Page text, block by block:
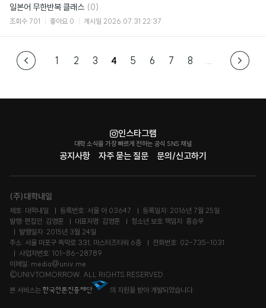
일본어 무한반복 클래스 댓
글
(0)
조회수 701 좋아요 0 게시일 2026.07.31 22:37
1 2 3 4 5 6 7 8
공지사항 자주 묻는 질문 문의/신고하기
인스타그램
대학 소식을 가장 빠르게 전하는 공식 SNS 채널
(주)대학내일
제호: 대학내일 등록번호: 서울 아 03647
등록일자: 2016년 7월 25일
발행·편집인: 김영훈
대표자명: 김영훈
청소년 보호 책임자: 홍승우
발행일자: 2015년 3월 24일
주소: 서울 마포구 독막로 331, 마스터즈타워 6층
전화번호: 02-735-1031
사업자번호: 101-86-28789
이메일: media@univ.me
©UNIVTOMORROW. ALL RIGHTS RESERVED.
본 서비스는
의 지원을 받아 개발되었습니다.